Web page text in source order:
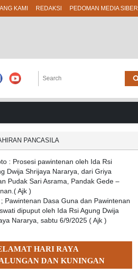
KAMI REDAKSI PEDOMAN MEDIA SIBER
PANCASILA
; Pawintenan Dasa Guna dan Pawintenan
dipuput oleh Ida Rsi Agung Dwija
Nararya, sabtu 6/9/2025 ( Ajk )
HARI RAYA
DAN KUNINGAN